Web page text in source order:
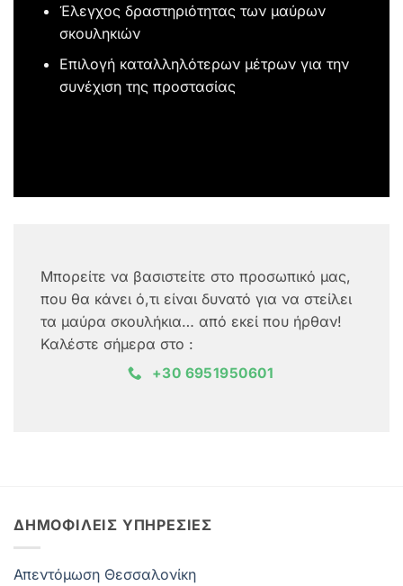
Έλεγχος δραστηριότητας των μαύρων
σκουληκιών
Επιλογή καταλληλότερων μέτρων για την
συνέχιση της προστασίας
Μπορείτε να βασιστείτε στο προσωπικό μας,
που θα κάνει ό,τι είναι δυνατό για να στείλει
τα μαύρα σκουλήκια… από εκεί που ήρθαν!
Καλέστε σήμερα στο :
+30 6951950601
ΔΗΜΟΦΙΛΕΊΣ ΥΠΗΡΕΣΊΕΣ
Απεντόμωση Θεσσαλονίκη